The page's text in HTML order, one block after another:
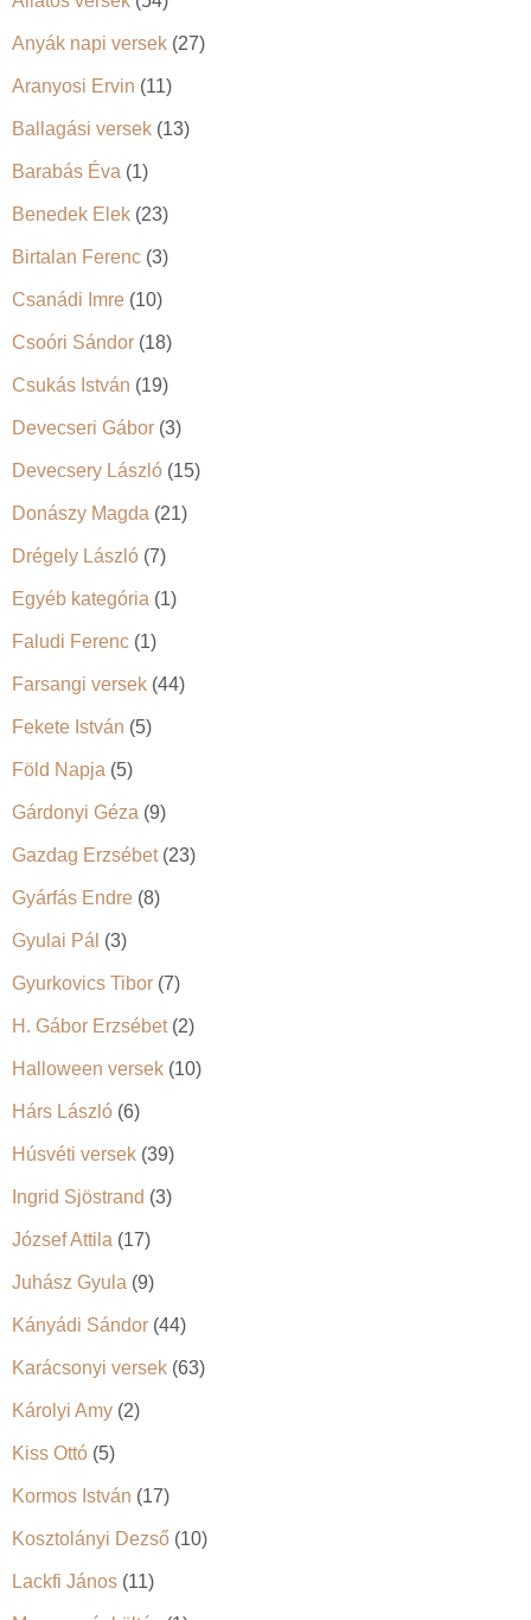
Anyák napi versek (27)
Aranyosi Ervin (11)
Ballagási versek (13)
Barabás Éva (1)
Benedek Elek (23)
Birtalan Ferenc (3)
Csanádi Imre (10)
Csoóri Sándor (18)
Csukás István (19)
Devecseri Gábor (3)
Devecsery László (15)
Donászy Magda (21)
Drégely László (7)
Egyéb kategória (1)
Faludi Ferenc (1)
Farsangi versek (44)
Fekete István (5)
Föld Napja (5)
Gárdonyi Géza (9)
Gazdag Erzsébet(23)
Gyárfás Endre (8)
Gyulai Pál (3)
Gyurkovics Tibor (7)
H. Gábor Erzsébet(2)
Halloween versek (10)
Hárs László (6)
Húsvéti versek (39)
Ingrid Sjöstrand (3)
József Attila (17)
Juhász Gyula (9)
Kányádi Sándor (44)
Karácsonyi versek (63)
Károlyi Amy (2)
Kiss Ottó (5)
Kormos István (17)
Kosztolányi Dezső (10)
Lackfi János (11)